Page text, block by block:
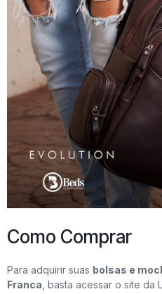
Como Comprar
Para adquirir suas bolsas e
Franca , basta acessar o site da